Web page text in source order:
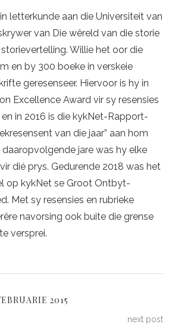
letterkunde aan die Universiteit van
van Die wêreld van die storie
Willie het oor die
en by 300 boeke in verskeie
geresenseer. Hiervoor is hy in
Excellence Award vir sy resensies
en in 2016 is die kykNet-Rapport-
van die jaar” aan hom
jare was hy elke
dié prys. Gedurende 2018 was het
op kykNet se Groot Ontbyt-
Met sy resensies en rubrieke
navorsing ook buite die grense
versprei.
2015
next post